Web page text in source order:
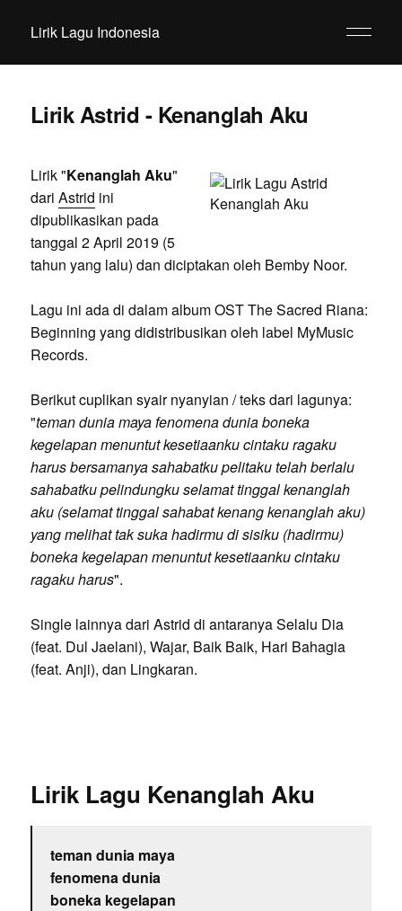
Lirik Lagu Indonesia
Lirik Astrid - Kenanglah Aku
Lirik "Kenanglah Aku"
dari Astrid ini
dipublikasikan pada
tanggal 2 April 2019 (5
tahun yang lalu) dan diciptakan oleh Bemby Noor.
Lagu ini ada di dalam album OST The Sacred Riana:
Beginning yang didistribusikan oleh label MyMusic
Records.
Berikut cuplikan syair nyanyian / teks dari lagunya:
"teman dunia maya fenomena dunia boneka
kegelapan menuntut kesetiaanku cintaku ragaku
harus bersamanya sahabatku pelitaku telah berlalu
sahabatku pelindungku selamat tinggal kenanglah
aku (selamat tinggal sahabat kenang kenanglah aku)
yang melihat tak suka hadirmu di sisiku (hadirmu)
boneka kegelapan menuntut kesetiaanku cintaku
ragaku harus".
Single lainnya dari Astrid di antaranya Selalu Dia
(feat. Dul Jaelani), Wajar, Baik Baik, Hari Bahagia
(feat. Anji), dan Lingkaran.
Lirik Lagu Kenanglah Aku
teman dunia maya
fenomena dunia
boneka kegelapan